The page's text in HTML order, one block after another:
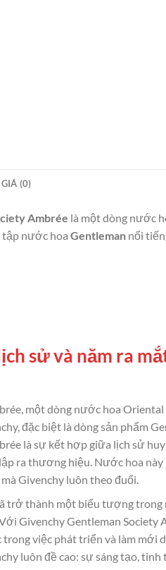
(0)
Ambrée là một dòng nước
tập nước hoa Gentleman nổi
sử và năm ra
một dòng nước hoa
đặc biệt là dòng sản phẩm
là sự kết hợp giữa lịch sử
ra thương hiệu. Nước hoa
Givenchy luôn theo đuổi.
trở thành một biểu tượng
Givenchy Gentleman
việc phát triển và làm mới
luôn đề cao: sự sáng tạo,